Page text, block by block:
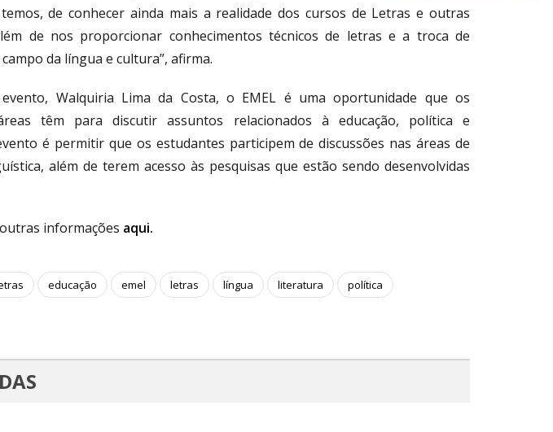
de conhecer ainda mais a realidade dos cursos de Letras e outras
de nos proporcionar conhecimentos técnicos de letras e a troca de
da língua e cultura”, afirma.
Walquiria Lima da Costa, o EMEL é uma oportunidade que os
têm para discutir assuntos relacionados à educação, política e
é permitir que os estudantes participem de discussões nas áreas de
além de terem acesso às pesquisas que estão sendo desenvolvidas
informações aqui.
educação emel letras língua literatura política